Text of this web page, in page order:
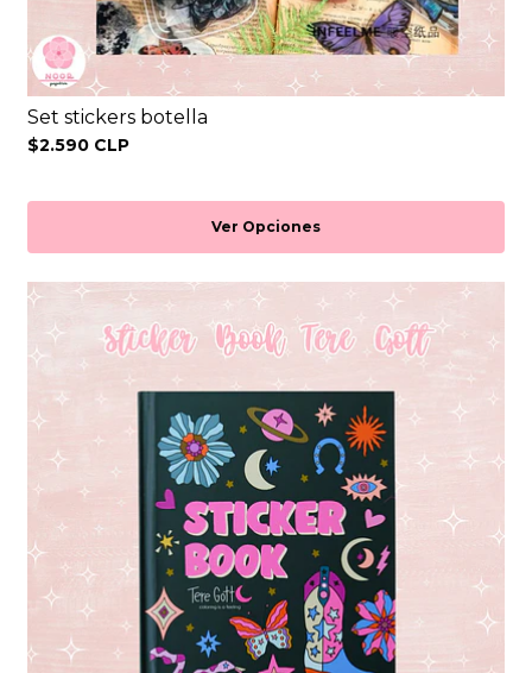
Set stickers botella
$2.590 CLP
Ver Opciones